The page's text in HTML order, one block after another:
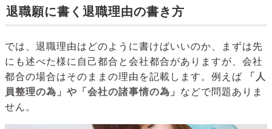
退職願に書く退職理由の書き方
では、退職理由はどのように書けばいいのか、まずは先
にも述べた様に自己都合と会社都合がありますが、会社
都合の場合はそのままの理由を記載します。例えば
「人
員整理の為」や「会社の諸事情の為」 などで問題ありま
せん。